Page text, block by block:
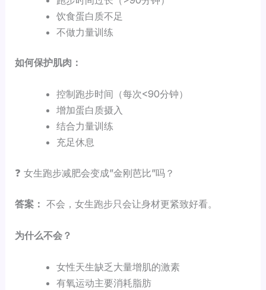
饮食蛋白质不足
不做力量训练
如何保护肌肉：
控制跑步时间（每次<90分钟）
增加蛋白质摄入
结合力量训练
充足休息
❓ 女生跑步减肥会变成”金刚芭比”吗？
答案： 不会，女生跑步只会让身材更紧致好看。
为什么不会？
女性天生缺乏大量增肌的激素
有氧运动主要消耗脂肪